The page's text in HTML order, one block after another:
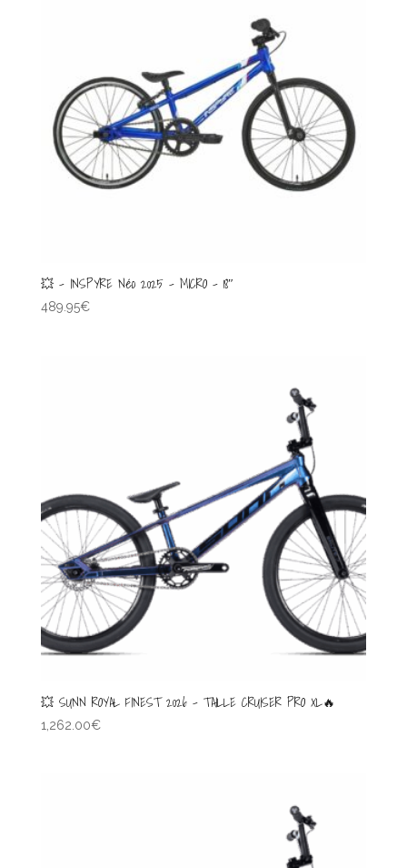
💥 – INSPYRE Néo 2025 – MICRO – 18″
489.95€
💥 SUNN ROYAL FINEST 2026 – TAILLE CRUISER PRO XL🔥
1,262.00€